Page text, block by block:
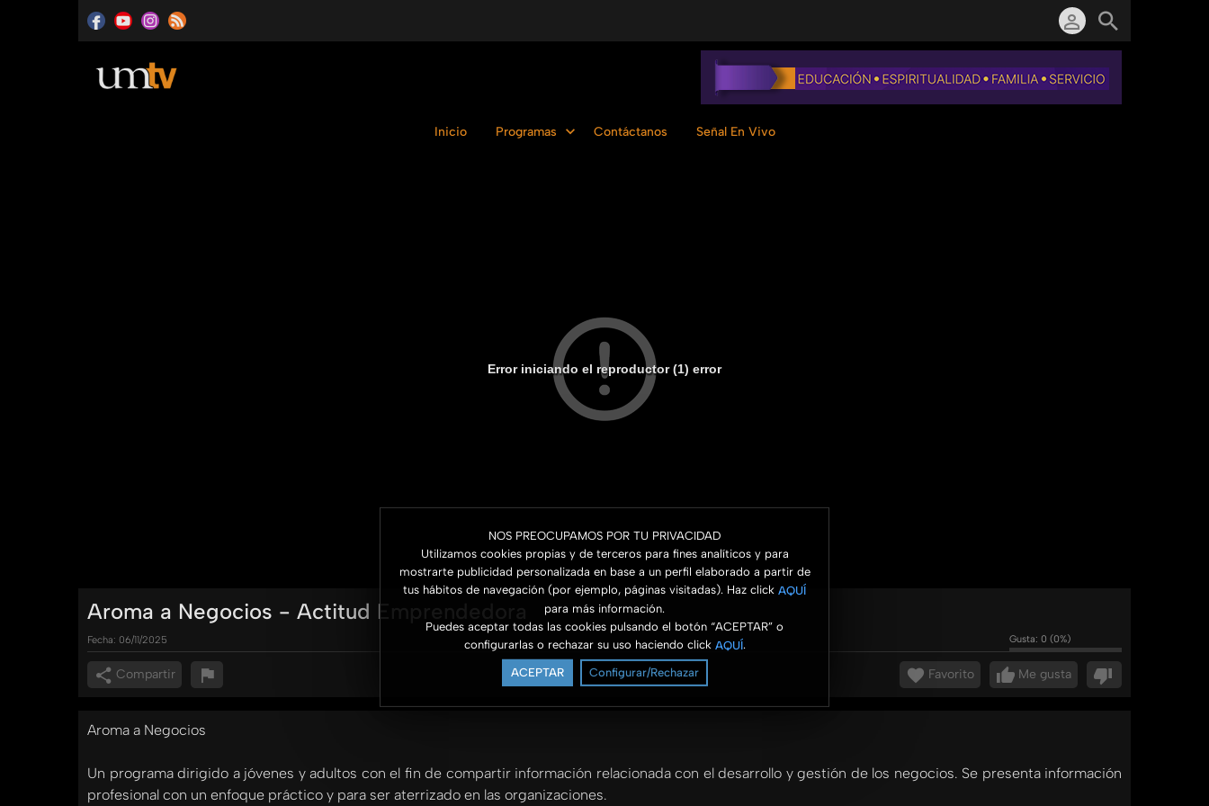
NOS PREOCUPAMOS POR TU PRIVACIDAD
Utilizamos cookies propias y de terceros para fines analíticos y para
mostrarte publicidad personalizada en base a un perfil elaborado a partir de
tus hábitos de navegación (por ejemplo, páginas visitadas). Haz click AQUÍ
para más información.
Puedes aceptar todas las cookies pulsando el botón “ACEPTAR” o
configurarlas o rechazar su uso haciendo click AQUÍ.
ACEPTAR Configurar/Rechazar
Inicio Programas Contáctanos Señal En Vivo
Error iniciando el reproductor (1) error
Aroma a Negocios - Actitud Emprendedora
Fecha: 06/11/2025 Gusta: 0 (0%)
Compartir Me gusta
Favorito
Aroma a Negocios
Un programa dirigido a jóvenes y adultos con el fin de compartir información relacionada con el desarrollo y gestión de los negocios. Se presenta información
profesional con un enfoque práctico y para ser aterrizado en las organizaciones.